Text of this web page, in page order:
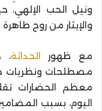
ونيل الحب الإلهي،
والإيثار من روح
مع ظهور الحداثة،
مصطلحات ونظريات
معظم الحضارات
اليوم، بسبب